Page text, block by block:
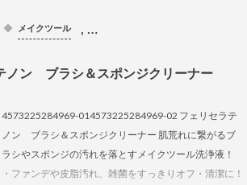
メイクツール , …
ノン ブラシ＆スポンジクリーナー
4573225284969-014573225284969-02 フェリセラテ
ノン ブラシ＆スポンジクリーナー 肌荒れに繋がるブ
ラシやスポンジの汚れを落とすメイクツール洗浄液！
・ファンデや皮脂汚れ、雑菌をすっきりオフ・清潔に！